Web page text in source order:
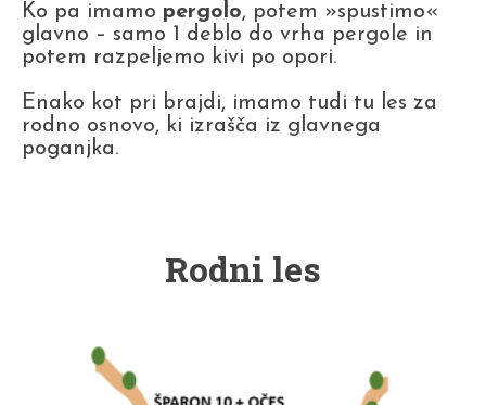
Ko pa imamo pergolo, potem »spustimo«
glavno – samo 1 deblo do vrha pergole in
potem razpeljemo kivi po opori.
Enako kot pri brajdi, imamo tudi tu les za
rodno osnovo, ki izrašča iz glavnega
poganjka.
Rodni les